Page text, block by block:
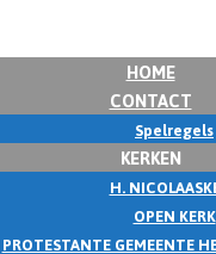
HOME
CONTACT
Spelregels
KERKEN
H.
OPEN KERK
PROTESTANTE GEMEENTE